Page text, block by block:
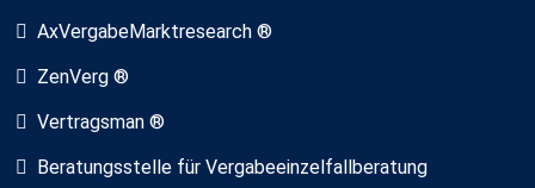
AxVergabeMarktresearch ®
ZenVerg ®
Vertragsman ®
Beratungsstelle für Vergabeeinzelfallberatung